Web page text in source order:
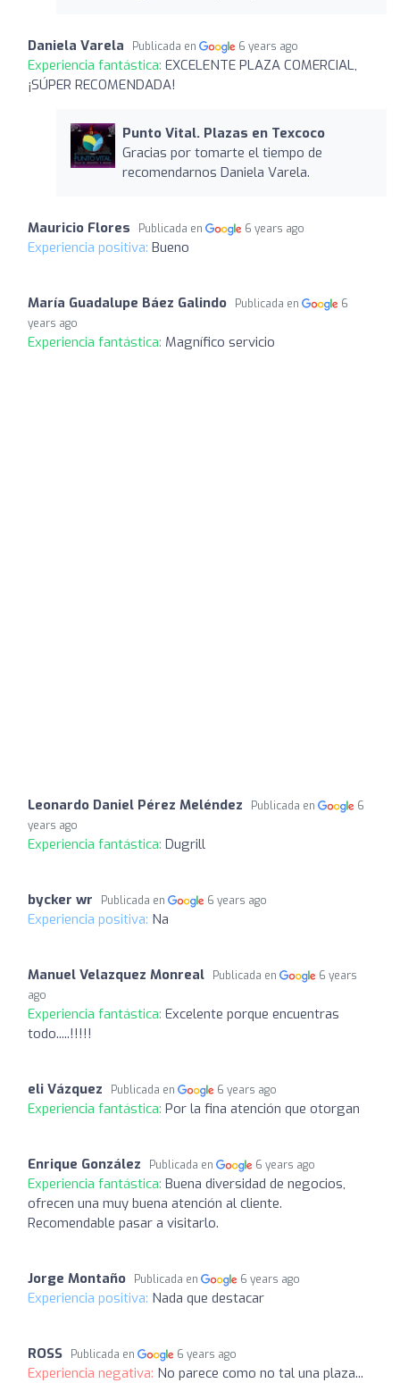
Daniela Varela Publicada en 6 years ago
Experiencia fantástica: EXCELENTE PLAZA COMERCIAL,
¡SÚPER RECOMENDADA!
Punto Vital. Plazas en Texcoco
Gracias por tomarte el tiempo de
recomendarnos Daniela Varela.
Mauricio Flores Publicada en 6 years ago
Experiencia positiva: Bueno
María Guadalupe Báez Galindo Publicada en
6
years ago
Experiencia fantástica: Magnífico servicio
Leonardo Daniel Pérez Meléndez Publicada en
6
years ago
Experiencia fantástica: Dugrill
bycker wr Publicada en 6 years ago
Experiencia positiva: Na
Manuel Velazquez Monreal Publicada en
6 years
ago
Experiencia fantástica: Excelente porque encuentras
todo.....!!!!!
eli Vázquez Publicada en 6 years ago
Experiencia fantástica: Por la fina atención que otorgan
Enrique González Publicada en 6 years ago
Experiencia fantástica: Buena diversidad de negocios,
ofrecen una muy buena atención al cliente.
Recomendable pasar a visitarlo.
Jorge Montaño Publicada en 6 years ago
Experiencia positiva: Nada que destacar
ROSS Publicada en 6 years ago
Experiencia negativa: No parece como no tal una plaza...